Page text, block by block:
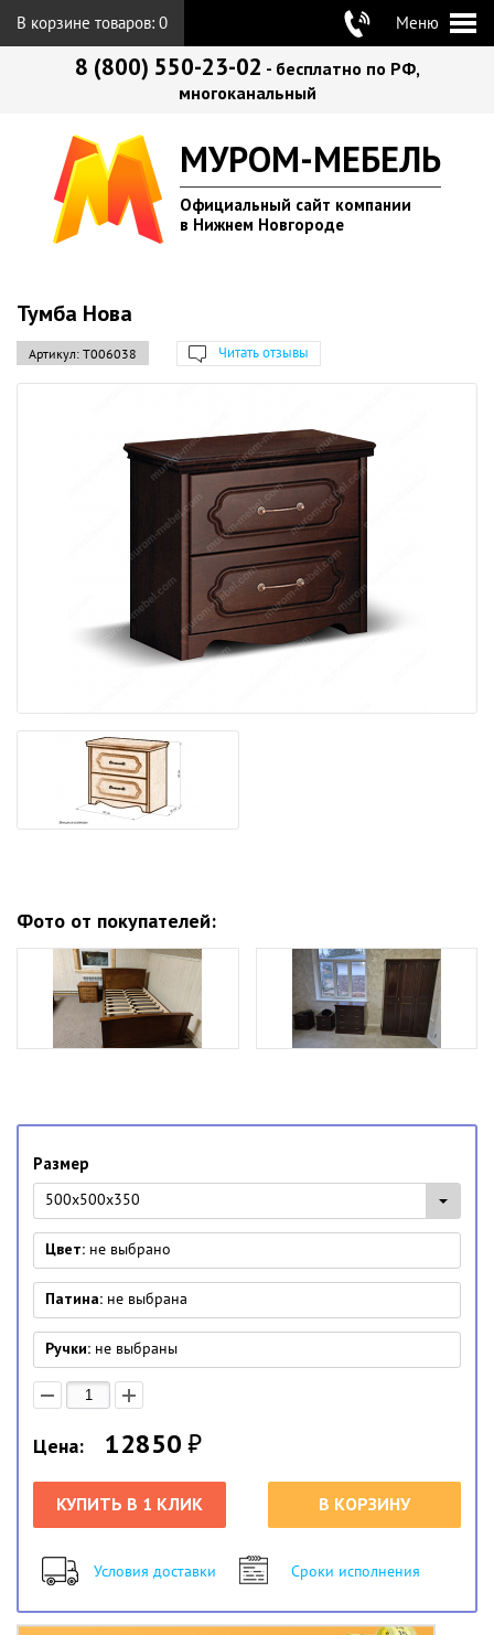
В корзине товаров: 0 Меню
8 (800) 550-23-02 - бесплатно по РФ,
многоканальный
МУРОМ-МЕБЕЛЬ
Официальный сайт компании
в Нижнем Новгороде
Тумба Нова
Артикул: Т006038 Читать отзывы
Фото от покупателей:
Размер
500x500x350
Цвет: не выбрано
Патина: не выбрана
Ручки: не выбраны
Цена: 12850₽
КУПИТЬ В 1 КЛИК В КОРЗИНУ
Условия доставки Сроки исполнения